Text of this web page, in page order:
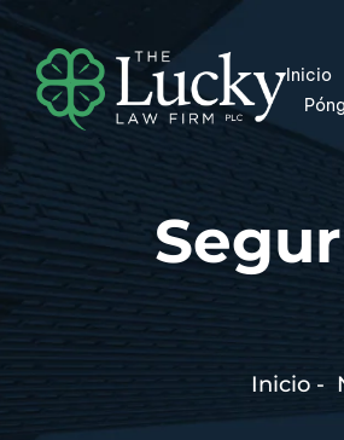
Inicio
Inicio -